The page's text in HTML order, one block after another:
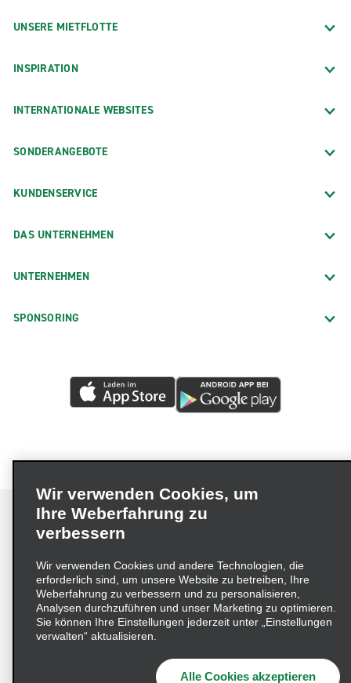
UNSERE MIETFLOTTE
INSPIRATION
INTERNATIONALE WEBSITES
SONDERANGEBOTE
KUNDENSERVICE
DAS UNTERNEHMEN
UNTERNEHMEN
SPONSORING
Impressum Nutzungsbedingungen
Datenschutzrichtlinie
Cookie-Richtlinie
Datenschutzoptionen
Lieferkettensorgfaltspflichtengesetz (LkSG) Grundsatzerklärung
Beschwerdeverfahren nach dem
Wir verwenden Cookies, um
Ihre Weberfahrung zu
verbessern
Wir verwenden Cookies und andere Technologien, die
erforderlich sind, um unsere Website zu betreiben, Ihre
Weberfahrung zu verbessern und zu personalisieren,
Analysen durchzuführen und unser Marketing zu optimieren.
Sie können Ihre Einstellungen jederzeit unter „Einstellungen
verwalten“ aktualisieren.
Alle Cookies akzeptieren